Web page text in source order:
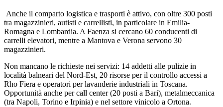
Anche il comparto logistica e trasporti è attivo, con oltre 300 posti
tra magazzinieri, autisti e carrellisti, in particolare in Emilia-
Romagna e Lombardia. A Faenza si cercano 60 conducenti di
carrelli elevatori, mentre a Mantova e Verona servono 30
magazzinieri.
Non mancano le richieste nei servizi: 14 addetti alle pulizie in
località balneari del Nord-Est, 20 risorse per il controllo accessi a
Rho Fiera e operatori per lavanderie industriali in Toscana.
Opportunità anche per call center (20 posti a Bari), metalmeccanica
(tra Napoli, Torino e Irpinia) e nel settore vinicolo a Ortona.